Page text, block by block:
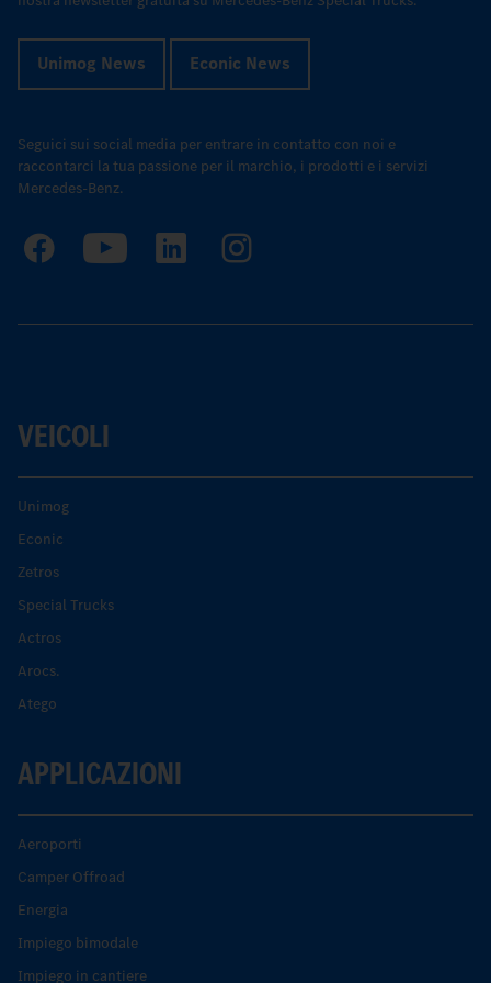
Unimog News Econic News
Seguici sui social media per entrare in contatto con noi e
raccontarci la tua passione per il marchio, i prodotti e i servizi
Mercedes-Benz.
VEICOLI
Unimog
Econic
Zetros
Special Trucks
Actros
Arocs.
Atego
APPLICAZIONI
Aeroporti
Camper Offroad
Energia
Impiego bimodale
Impiego in cantiere